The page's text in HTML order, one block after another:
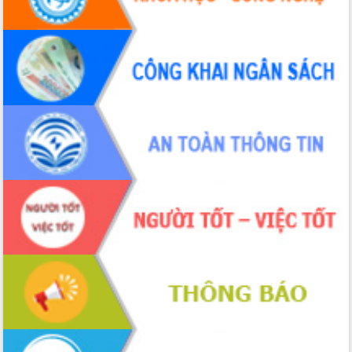
hiện nhiệm vụ quản lý tài sản công
hàng tuần
Tháo gỡ những vướng mắc, đẩy mạnh
công tác cải cách thủ tục hành chính
tại Trung tâm Phục vụ hành chính
công tỉnh
Đắk Lắk: Tôn vinh 46 giải pháp tại Hội
thi Sáng tạo Kỹ thuật 2024 - 2025
Đắk Lắk rà soát, điều chỉnh Đề án 190
về phát triển nuôi trồng thủy sản
Phó Chủ tịch UBND tỉnh Đắk Lắk
Trương Công Thái kiểm tra thực địa
Dự án cao tốc Khánh Hòa - Buôn Ma
Thuột
Định vị cà phê Việt Nam như một “di
sản sống” trong dòng chảy toàn cầu
Xây dựng nông thôn mới: Nâng cao đời
sống người dân từ những mô hình thiết
Quyết liệt tháo gỡ vướng mắc, đẩy